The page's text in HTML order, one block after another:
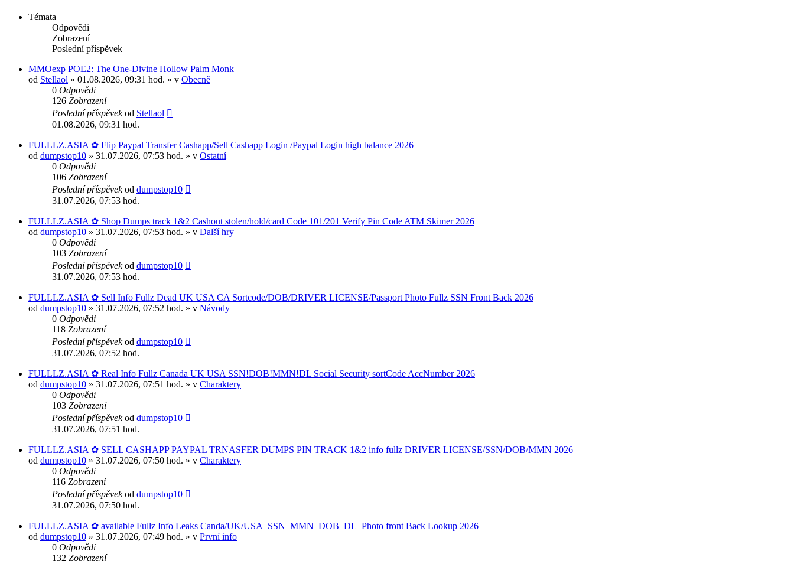
Témata
Odpovědi
Zobrazení
Poslední příspěvek
MMOexp POE2: The One-Divine Hollow Palm Monk
od Stellaol » 01.08.2026, 09:31 hod. » v Obecně
0 Odpovědi
126 Zobrazení
Poslední příspěvekod Stellaol
01.08.2026, 09:31 hod.
FULLLZ.ASIA ✿ Flip Paypal Transfer Cashapp/Sell Cashapp Login /Paypal Login high balance 2026
od dumpstop10 » 31.07.2026, 07:53 hod. » v Ostatní
0 Odpovědi
106 Zobrazení
Poslední příspěvekod dumpstop10
31.07.2026, 07:53 hod.
FULLLZ.ASIA ✿ Shop Dumps track 1&2 Cashout stolen/hold/card Code 101/201 Verify Pin Code ATM Skimer 2026
od dumpstop10 » 31.07.2026, 07:53 hod. » v Další hry
0 Odpovědi
103 Zobrazení
Poslední příspěvekod dumpstop10
31.07.2026, 07:53 hod.
FULLLZ.ASIA ✿ Sell Info Fullz Dead UK USA CA Sortcode/DOB/DRIVER LICENSE/Passport Photo Fullz SSN Front Back 2026
od dumpstop10 » 31.07.2026, 07:52 hod. » v Návody
0 Odpovědi
118 Zobrazení
Poslední příspěvekod dumpstop10
31.07.2026, 07:52 hod.
FULLLZ.ASIA ✿ Real Info Fullz Canada UK USA SSN!DOB!MMN!DL Social Security sortCode AccNumber 2026
od dumpstop10 » 31.07.2026, 07:51 hod. » v Charaktery
0 Odpovědi
103 Zobrazení
Poslední příspěvekod dumpstop10
31.07.2026, 07:51 hod.
FULLLZ.ASIA ✿ SELL CASHAPP PAYPAL TRNASFER DUMPS PIN TRACK 1&2 info fullz DRIVER LICENSE/SSN/DOB/MMN 2026
od dumpstop10 » 31.07.2026, 07:50 hod. » v Charaktery
0 Odpovědi
116 Zobrazení
Poslední příspěvekod dumpstop10
31.07.2026, 07:50 hod.
FULLLZ.ASIA ✿ available Fullz Info Leaks Canda/UK/USA_SSN_MMN_DOB_DL_Photo front Back Lookup 2026
od dumpstop10 » 31.07.2026, 07:49 hod. » v První info
0 Odpovědi
132 Zobrazení